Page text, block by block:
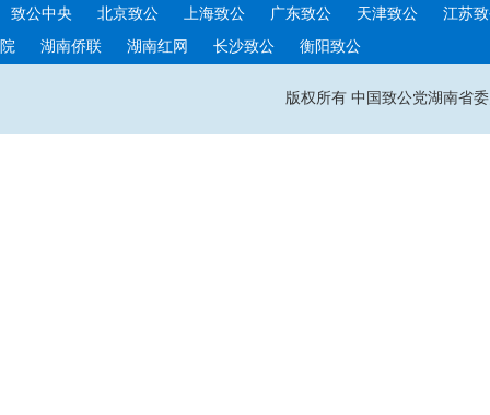
致公中央 北京致公 上海致公 广东致公 天津致公
江苏
院
湖南侨联 湖南红网 长沙致公 衡阳致公
版权所有 中国致公党湖南省